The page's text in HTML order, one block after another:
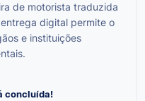
de motorista traduzida
digital permite o
e instituições
concluída!